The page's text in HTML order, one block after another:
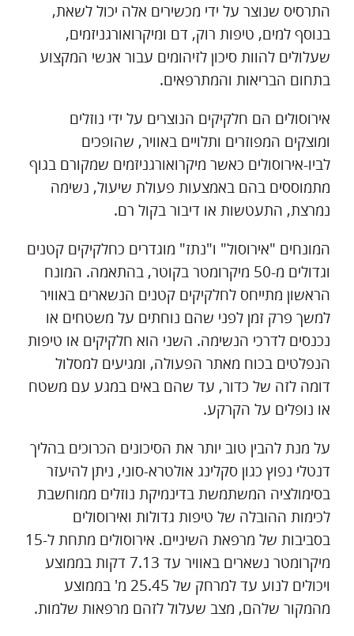
התרסיס שנוצר על ידי מכשירים אלה יכול לשאת,
בנוסף למים, טיפות רוק, דם ומיקרואורגניזמים,
שעלולים להוות סיכון לזיהומים עבור אנשי המקצוע
בתחום הבריאות והמתרפאים.
אירוסולים הם חלקיקים הנוצרים על ידי נוזלים
ומוצקים המפוזרים ותלויים באוויר, שהופכים
לביו-אירוסולים כאשר מיקרואורגניזמים שמקורם בגוף
מתמוססים בהם באמצעות פעולת שיעול, נשימה
נמרצת, התעטשות או דיבור בקול רם.
המונחים "אירוסול" ו"נתז" מוגדרים כחלקיקים קטנים
וגדולים מ-50 מיקרומטר בקוטר, בהתאמה. המונח
הראשון מתייחס לחלקיקים קטנים הנשארים באוויר
למשך פרק זמן לפני שהם נוחתים על משטחים או
נכנסים לדרכי הנשימה. השני הוא חלקיקים או טיפות
הנפלטים בכוח מאתר הפעולה, ומגיעים למסלול
דומה לזה של כדור, עד שהם באים במגע עם משטח
או נופלים על הקרקע.
על מנת להבין טוב יותר את הסיכונים הכרוכים בהליך
דנטלי נפוץ כגון סקלינג אולטרא-סוני, ניתן להיעזר
בסימולציה המשתמשת בדינמיקת נוזלים ממוחשבת
לכימות ההובלה של טיפות גדולות ואירוסולים
בסביבות של מרפאת השיניים. אירוסולים מתחת ל-15
מיקרומטר נשארים באוויר עד 7.13 דקות בממוצע
ויכולים לנוע עד למרחק של 25.45 מ' בממוצע
מהמקור שלהם, מצב שעלול לזהם מרפאות שלמות.